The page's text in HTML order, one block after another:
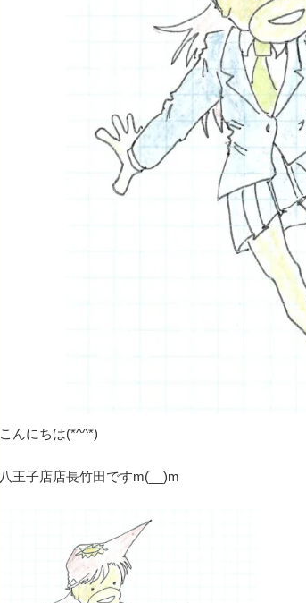
こんにちは(*^^*)
八王子店店長竹田ですm(__)m